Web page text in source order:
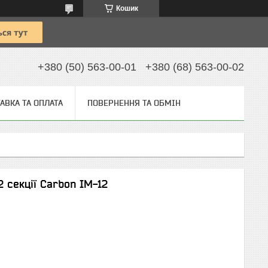
Кошик
+380 (50) 563-00-01 +380 (68) 563-00-02
ТА ОПЛАТА ПОВЕРНЕННЯ ТА ОБМІН
Carbon IM-12